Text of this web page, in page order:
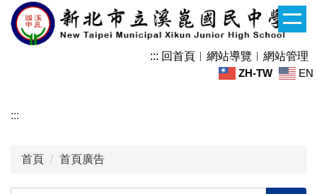
跳
到
區
::: 回首頁 ︱ 網站導覽 ︱ 網站管理
ZH-TW
EN
:::
首頁 首頁廣告